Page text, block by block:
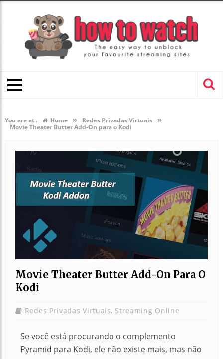
You are at : Home » Redes Privadas Virtuais »
Movie Theater Butter Add-On para o Kodi
Movie Theater Butter Add-On Para O
Kodi
Redes Privadas Virtuais, Streaming Online
Se você está procurando o complemento
Pyramid para Kodi, ele não existe mais, mas não